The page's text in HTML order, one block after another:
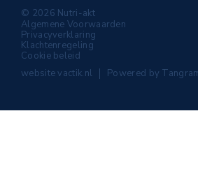
© 2026 Nutri-akt
Algemene Voorwaarden
Privacyverklaring
Klachtenregeling
Cookie beleid
websitevactik.nl Powered by